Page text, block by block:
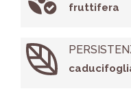
fruttifera